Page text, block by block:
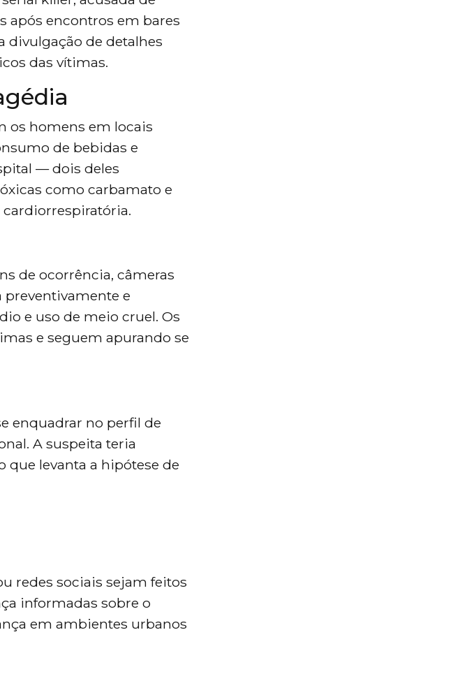
após encontros em bares
divulgação de detalhes
das vítimas.
os homens em locais
de bebidas e
— dois deles
como carbamato e
de ocorrência, câmeras
preventivamente e
e uso de meio cruel. Os
e seguem apurando se
enquadrar no perfil de
A suspeita teria
que levanta a hipótese de
redes sociais sejam feitos
informadas sobre o
em ambientes urbanos